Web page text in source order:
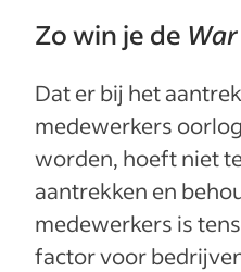
Zo win je de
Dat er bij het
medewerkers
worden, hoeft niet
aantrekken en
medewerkers is
factor voor